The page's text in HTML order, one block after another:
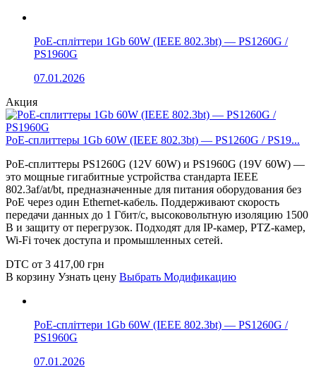
PoE-спліттери 1Gb 60W (IEEE 802.3bt) — PS1260G /
PS1960G
07.01.2026
Акция
PoE-сплиттеры 1Gb 60W (IEEE 802.3bt) — PS1260G / PS19...
PoE-сплиттеры PS1260G (12V 60W) и PS1960G (19V 60W) —
это мощные гигабитные устройства стандарта IEEE
802.3af/at/bt, предназначенные для питания оборудования без
PoE через один Ethernet-кабель. Поддерживают скорость
передачи данных до 1 Гбит/с, высоковольтную изоляцию 1500
В и защиту от перегрузок. Подходят для IP-камер, PTZ-камер,
Wi-Fi точек доступа и промышленных сетей.
DTC от 3 417,00 грн
В корзину Узнать цену Выбрать Модификацию
PoE-спліттери 1Gb 60W (IEEE 802.3bt) — PS1260G /
PS1960G
07.01.2026